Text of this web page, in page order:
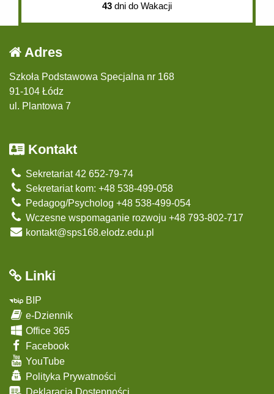
43 dni do Wakacji
Adres
Szkoła Podstawowa Specjalna nr 168
91-104 Łódz
ul. Plantowa 7
Kontakt
Sekretariat 42 652-79-74
Sekretariat kom: +48 538-499-058
Pedagog/Psycholog +48 538-499-054
Wczesne wspomaganie rozwoju +48 793-802-717
kontakt@sps168.elodz.edu.pl
Linki
BIP
e-Dziennik
Office 365
Facebook
YouTube
Polityka Prywatności